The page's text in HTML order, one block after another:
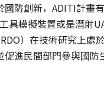
防創新，ADITI計畫
具模擬裝置或是潛射
）在技術研究上處
進民間部門參與國防